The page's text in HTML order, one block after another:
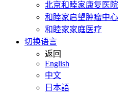
北京和睦家康复医院
和睦家启望肿瘤中心
和睦家家庭医疗
切换语言
返回
English
中文
日本語